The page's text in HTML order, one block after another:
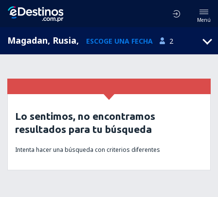
Menú
Magadan, Rusia, ESCOGE UNA FECHA 2
Lo sentimos, no encontramos
resultados para tu búsqueda
Intenta hacer una búsqueda con criterios diferentes